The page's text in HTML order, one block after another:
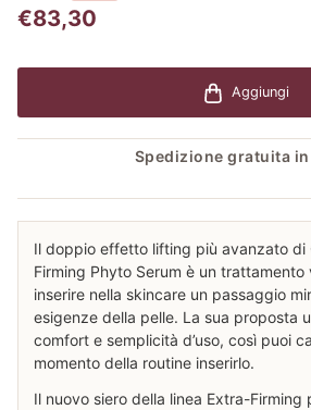
€83,30
Aggiungi
Spedizione gratuita
Il doppio effetto lifting più avanzato di
Firming Phyto Serum è un
inserire nella skincare un passaggio
esigenze della pelle. La sua proposta
comfort e semplicità d’uso, così puoi
momento della routine inserirlo.
Il nuovo siero della linea Extra-Firming